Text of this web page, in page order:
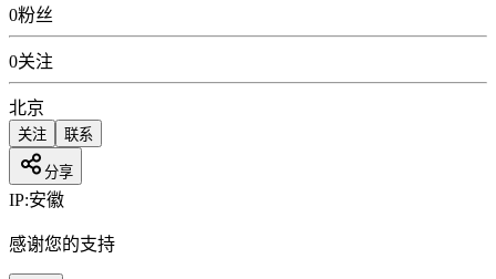
0粉丝
0关注
北京
关注 联系
分享
IP:安徽
感谢您的支持